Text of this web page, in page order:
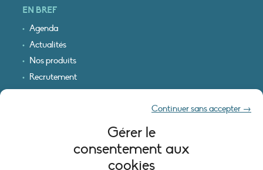
Gérer le
consentement aux
cookies
Continuer sans accepter →
EN BREF
Agenda
Actualités
Nos produits
Recrutement
INFORMATIONS LÉGALES
Mentions légales